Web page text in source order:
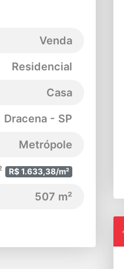
Venda
Residencial
Casa
Dracena - SP
Metrópole
R$ 1.633,38/m²
507 m²